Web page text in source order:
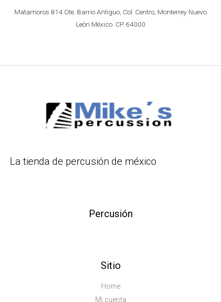
Matamoros 814 Ote. Barrio Antiguo, Col. Centro, Monterrey Nuevo
León México. CP. 64000
La tienda de percusión de méxico
Percusión
Sitio
Home
Mi cuenta